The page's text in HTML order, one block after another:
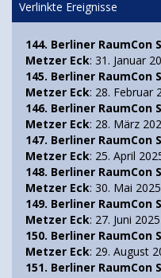
Verlinkte Ereignisse
144. Berliner RaumCon
Metzer Eck: 31. Januar
145. Berliner RaumCon
Metzer Eck: 28. Februar
146. Berliner RaumCon
Metzer Eck: 28. März
147. Berliner RaumCon
Metzer Eck: 25. April
148. Berliner RaumCon
Metzer Eck: 30. Mai 2025
149. Berliner RaumCon
Metzer Eck: 27. Juni 2025
150. Berliner RaumCon
Metzer Eck: 29. August
151. Berliner RaumCon